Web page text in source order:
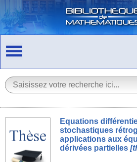
Equations
stochastiques
applications aux
dérivées partielles